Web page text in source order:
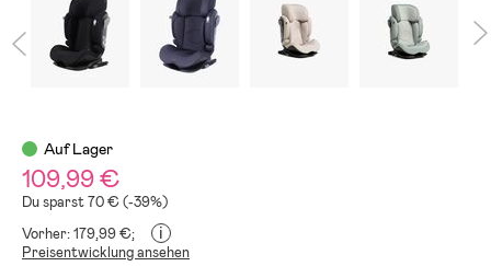
Auf Lager
109,99 €
Du sparst 70 € (-39%)
Vorher: 179,99 €;
i
Preisentwicklung ansehen